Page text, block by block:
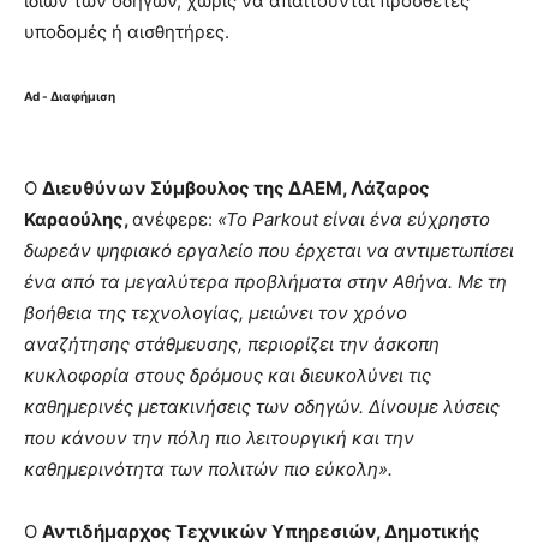
υποδομές ή αισθητήρες.
Ad - Διαφήμιση
Ο Διευθύνων Σύμβουλος της ΔΑΕΜ,Λάζαρος
Καραούλης,ανέφερε: «Το Parkout είναι ένα εύχρηστο
δωρεάν ψηφιακό εργαλείο που έρχεται να αντιμετωπίσει
ένα από τα μεγαλύτερα προβλήματα στην Αθήνα. Με τη
βοήθεια της τεχνολογίας, μειώνει τον χρόνο
αναζήτησης στάθμευσης, περιορίζει την άσκοπη
κυκλοφορία στους δρόμους και διευκολύνει τις
καθημερινές μετακινήσεις των οδηγών. Δίνουμε λύσεις
που κάνουν την πόλη πιο λειτουργική και την
καθημερινότητα των πολιτών πιο εύκολη».
Ο Αντιδήμαρχος Τεχνικών Υπηρεσιών, Δημοτικής